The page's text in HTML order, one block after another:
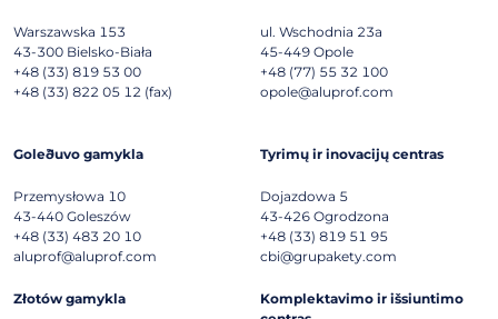
Warszawska 153
43-300 Bielsko-Biała
+48 (33) 819 53 00
+48 (33) 822 05 12 (fax)
ul. Wschodnia 23a
45-449 Opole
+48 (77) 55 32 100
opole@aluprof.com
Goleðuvo gamykla
Przemysłowa 10
43-440 Goleszów
+48 (33) 483 20 10
aluprof@aluprof.com
Tyrimų ir inovacijų centras
Dojazdowa 5
43-426 Ogrodzona
+48 (33) 819 51 95
cbi@grupakety.com
Złotów gamykla
Komplektavimo ir išsiuntimo